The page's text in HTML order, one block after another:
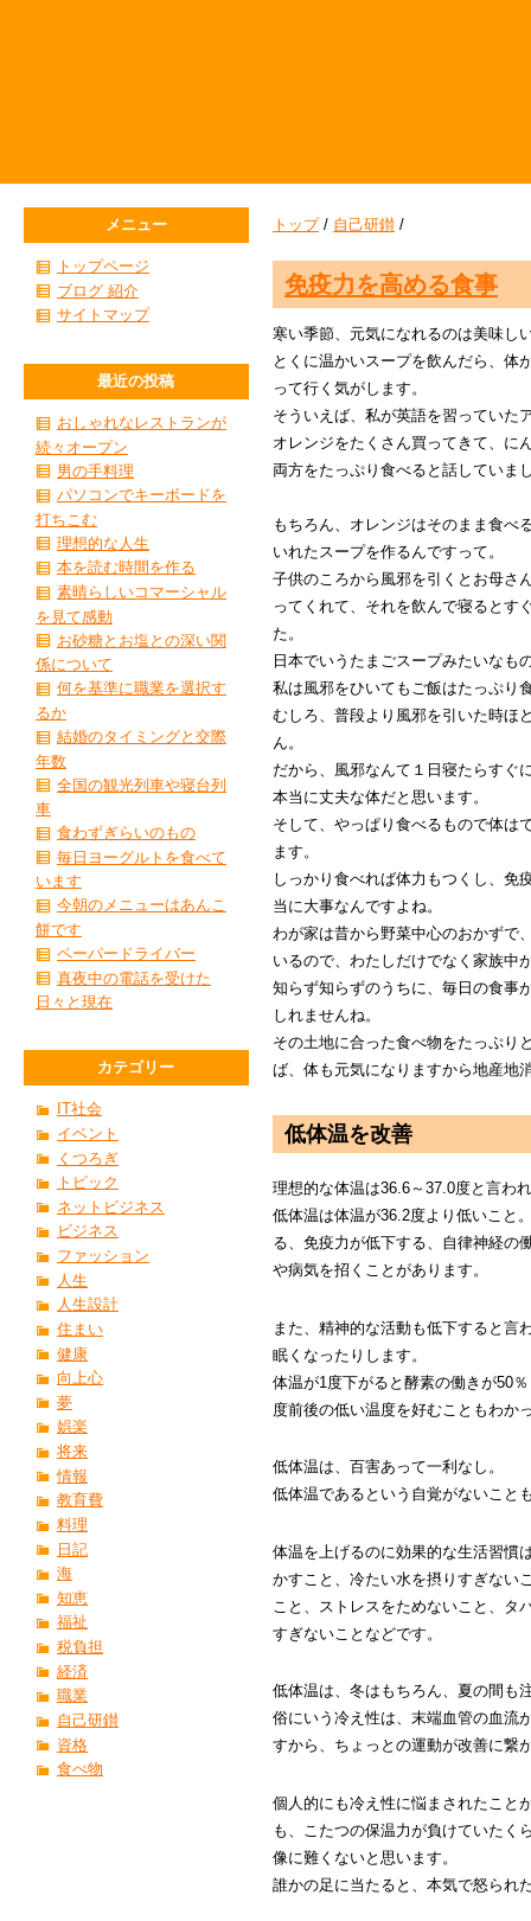
トップ/ 自己研鑚 /
免疫力を高める食事
寒い季節、元気になれるのは美味し
とくに温かいスープを飲んだら、体
って行く気がします。
そういえば、私が英語を習っていた
オレンジをたくさん買ってきて、に
両方をたっぷり食べると話していま
もちろん、オレンジはそのまま食べ
いれたスープを作るんですって。
子供のころから風邪を引くとお母さ
ってくれて、それを飲んで寝るとす
た。
日本でいうたまごスープみたいなも
私は風邪をひいてもご飯はたっぷり
むしろ、普段より風邪を引いた時ほ
ん。
だから、風邪なんて１日寝たらすぐ
本当に丈夫な体だと思います。
そして、やっぱり食べるもので体は
ます。
しっかり食べれば体力もつくし、免
当に大事なんですよね。
わが家は昔から野菜中心のおかずで
いるので、わたしだけでなく家族中
知らず知らずのうちに、毎日の食事
しれませんね。
その土地に合った食べ物をたっぷり
ば、体も元気になりますから地産地
低体温を改善
理想的な体温は36.6～37.0度と言わ
低体温は体温が36.2度より低いこと
る、免疫力が低下する、自律神経の
や病気を招くことがあります。
また、精神的な活動も低下すると言
眠くなったりします。
体温が1度下がると酵素の働きが50
度前後の低い温度を好むこともわか
低体温は、百害あって一利なし。
低体温であるという自覚がないこと
体温を上げるのに効果的な生活習慣
かすこと、冷たい水を摂りすぎない
こと、ストレスをためないこと、タ
すぎないことなどです。
低体温は、冬はもちろん、夏の間も
俗にいう冷え性は、末端血管の血流
すから、ちょっとの運動が改善に繋
個人的にも冷え性に悩まされたこと
も、こたつの保温力が負けていたく
像に難くないと思います。
誰かの足に当たると、本気で怒られ
メニュー
トップページ
ブログ 紹介
サイトマップ
最近の投稿
おしゃれなレストランが
続々オープン
男の手料理
パソコンでキーボードを
打ちこむ
理想的な人生
本を読む時間を作る
素晴らしいコマーシャル
を見て感動
お砂糖とお塩との深い関
係について
何を基準に職業を選択す
るか
結婚のタイミングと交際
年数
全国の観光列車や寝台列
車
食わずぎらいのもの
毎日ヨーグルトを食べて
います
今朝のメニューはあんこ
餅です
ペーパードライバー
真夜中の電話を受けた
日々と現在
カテゴリー
IT社会
イベント
くつろぎ
トピック
ネットビジネス
ビジネス
ファッション
人生
人生設計
住まい
健康
向上心
夢
娯楽
将来
情報
教育費
料理
日記
海
知恵
福祉
税負担
経済
職業
自己研鑚
資格
食べ物